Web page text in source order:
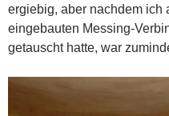
ergiebig, aber nachdem ich
eingebauten Messing-
getauscht hatte, war